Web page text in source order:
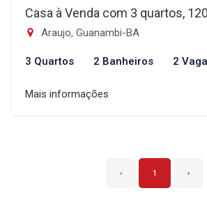
Casa à Venda com 3 quartos,
Araujo, Guanambi-BA
3 Quartos 2 Banheiros 2
Mais informações
‹ 1 ›